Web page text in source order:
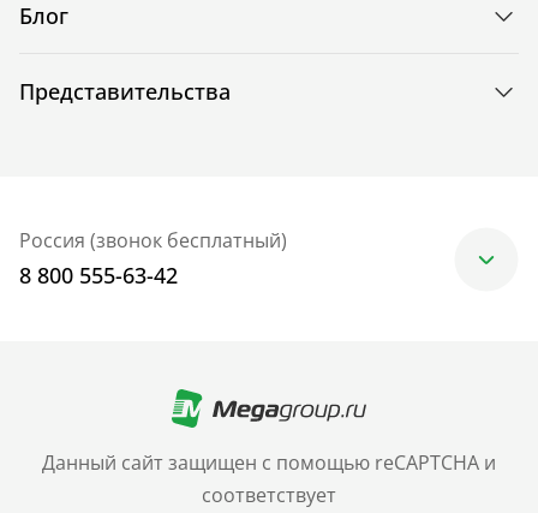
Данный сайт защищен с помощью reCAPTCHA и
соответствует
Блог
Представительства
Россия (звонок бесплатный)
8 800 555-63-42
+7 (499) 705-30-10
Санкт-Петербург
+7 (812) 600-77-33